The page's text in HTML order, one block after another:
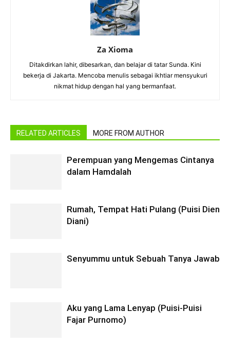
Za Xioma
Ditakdirkan lahir, dibesarkan, dan belajar di tatar Sunda. Kini
bekerja di Jakarta. Mencoba menulis sebagai ikhtiar mensyukuri
nikmat hidup dengan hal yang bermanfaat.
RELATED ARTICLES MORE FROM AUTHOR
Perempuan yang Mengemas Cintanya
dalam Hamdalah
Rumah, Tempat Hati Pulang (Puisi Dien
Diani)
Senyummu untuk Sebuah Tanya Jawab
Aku yang Lama Lenyap (Puisi-Puisi
Fajar Purnomo)